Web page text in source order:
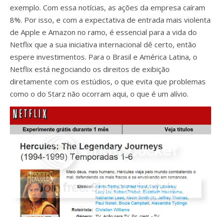
exemplo. Com essa notícias, as ações da empresa caíram
8%. Por isso, e com a expectativa de entrada mais violenta
de Apple e Amazon no ramo, é essencial para a vida do
Netflix que a sua iniciativa internacional dê certo, então
espere investimentos. Para o Brasil e América Latina, o
Netflix está negociando os direitos de exibição
diretamente com os estúdios, o que evita que problemas
como o do Starz não ocorram aqui, o que é um alívio.